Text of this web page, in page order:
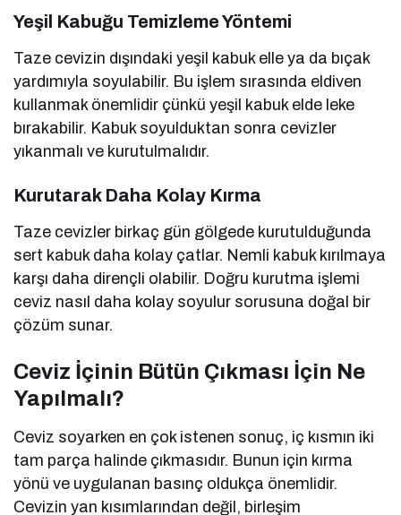
Yeşil Kabuğu Temizleme Yöntemi
Taze cevizin dışındaki yeşil kabuk elle ya da bıçak
yardımıyla soyulabilir. Bu işlem sırasında eldiven
kullanmak önemlidir çünkü yeşil kabuk elde leke
bırakabilir. Kabuk soyulduktan sonra cevizler
yıkanmalı ve kurutulmalıdır.
Kurutarak Daha Kolay Kırma
Taze cevizler birkaç gün gölgede kurutulduğunda
sert kabuk daha kolay çatlar. Nemli kabuk kırılmaya
karşı daha dirençli olabilir. Doğru kurutma işlemi
ceviz nasıl daha kolay soyulur sorusuna doğal bir
çözüm sunar.
Ceviz İçinin Bütün Çıkması İçin Ne
Yapılmalı?
Ceviz soyarken en çok istenen sonuç, iç kısmın iki
tam parça halinde çıkmasıdır. Bunun için kırma
yönü ve uygulanan basınç oldukça önemlidir.
Cevizin yan kısımlarından değil, birleşim